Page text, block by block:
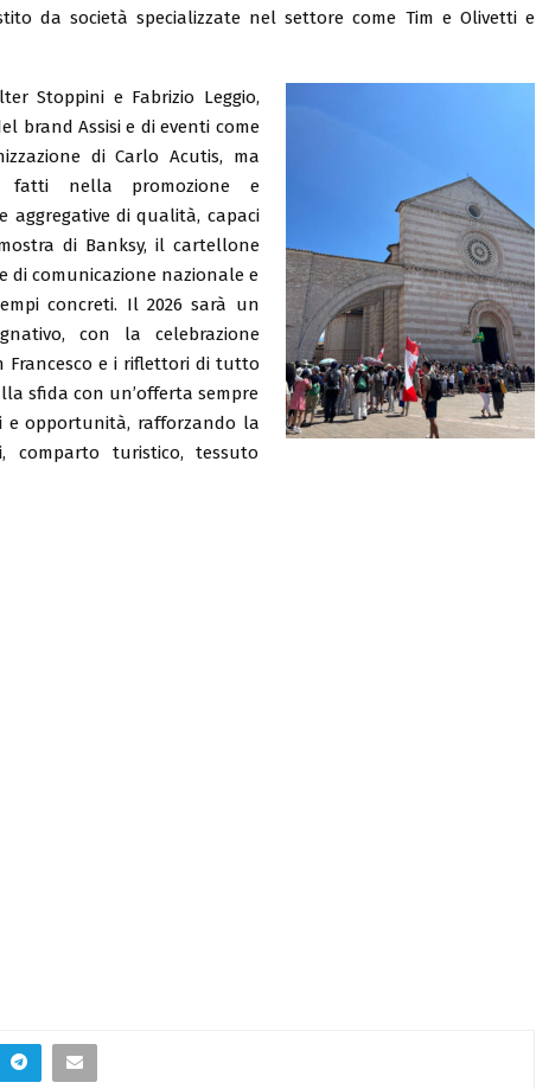
da società specializzate nel settore come Tim e Olivetti e
Stoppini e Fabrizio Leggio,
brand Assisi e di eventi come
di Carlo Acutis, ma
fatti nella promozione e
aggregative di qualità, capaci
di Banksy, il cartellone
di comunicazione nazionale e
concreti. Il 2026 sarà un
con la celebrazione
Francesco e i riflettori di tutto
sfida con un’offerta sempre
e opportunità, rafforzando la
comparto turistico, tessuto